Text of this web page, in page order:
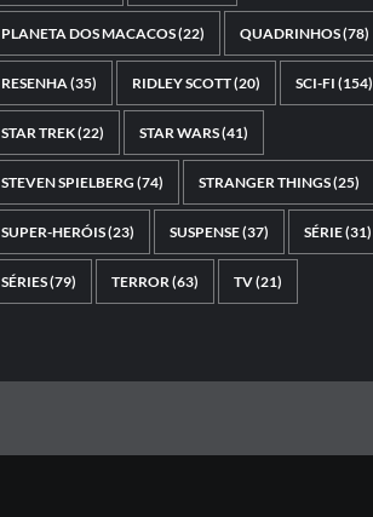
PLANETA DOS MACACOS(22) QUADRINHOS(78)
RESENHA (35) RIDLEY SCOTT(20) SCI-FI (154)
STAR TREK(22) STAR WARS(41)
STEVEN SPIELBERG (74) STRANGER THINGS(25)
SUPER-HERÓIS(23) SUSPENSE(37) SÉRIE(31)
SÉRIES(79) TERROR (63) TV(21)